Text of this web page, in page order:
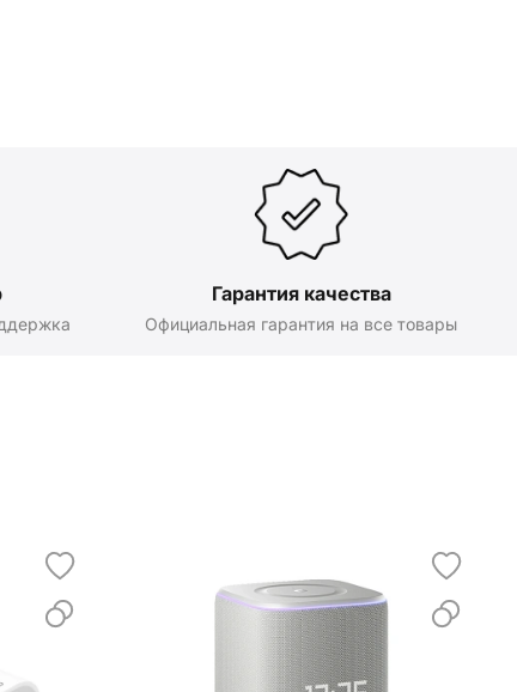
Гарантия качества
Официальная гарантия на все товары